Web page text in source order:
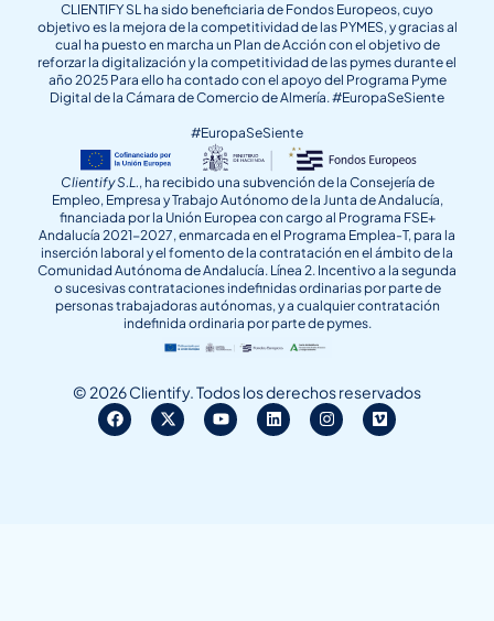
CLIENTIFY SL ha sido beneficiaria de Fondos Europeos, cuyo
objetivo es la mejora de la competitividad de las PYMES, y gracias al
cual ha puesto en marcha un Plan de Acción con el objetivo de
reforzar la digitalización y la competitividad de las pymes durante el
año 2025 Para ello ha contado con el apoyo del Programa Pyme
Digital de la Cámara de Comercio de Almería. #EuropaSeSiente
#EuropaSeSiente
Clientify S.L., ha recibido una subvención de la Consejería de
Empleo, Empresa y Trabajo Autónomo de la Junta de Andalucía,
financiada por la Unión Europea con cargo al Programa FSE+
Andalucía 2021-2027, enmarcada en el Programa Emplea-T, para la
inserción laboral y el fomento de la contratación en el ámbito de la
Comunidad Autónoma de Andalucía. Línea 2. Incentivo a la segunda
o sucesivas contrataciones indefinidas ordinarias por parte de
personas trabajadoras autónomas, y a cualquier contratación
indefinida ordinaria por parte de pymes.
© 2026 Clientify. Todos los derechos reservados